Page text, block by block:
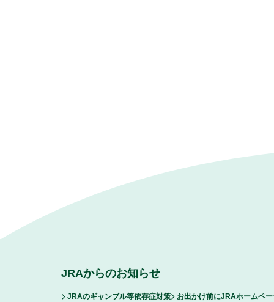
JRAからのお知らせ
JRAのギャンブル等依存症対策
お出かけ前にJRAホームペ